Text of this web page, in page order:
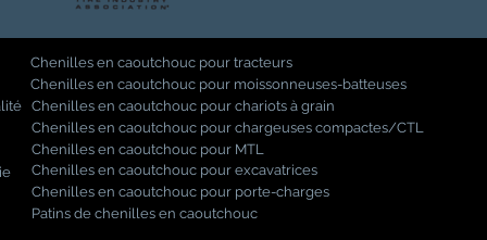
Chenilles en caoutchouc pour tracteurs
Chenilles en caoutchouc pour moissonneuses-batteuses
Chenilles en caoutchouc pour chariots à grain
Chenilles en caoutchouc pour chargeuses compactes/CTL
Chenilles en caoutchouc pour MTL
Chenilles en caoutchouc pour excavatrices
Chenilles en caoutchouc pour porte-charges
Patins de chenilles en caoutchouc